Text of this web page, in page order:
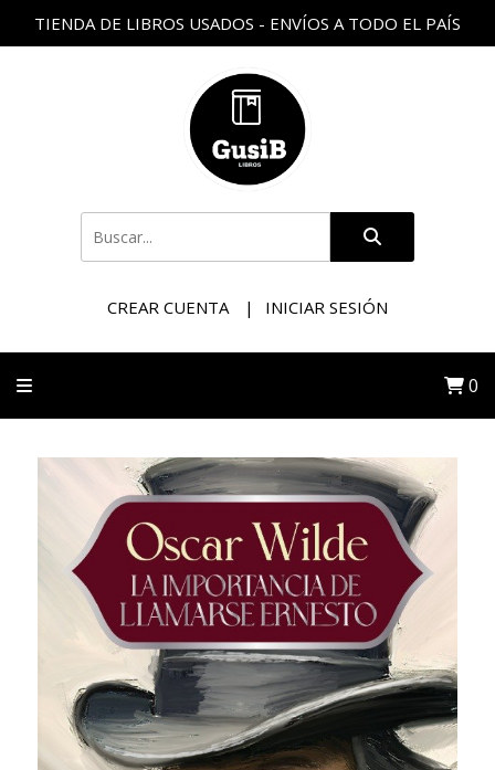
TIENDA DE LIBROS USADOS - ENVÍOS A TODO EL PAÍS
CREAR CUENTA INICIAR SESIÓN
0